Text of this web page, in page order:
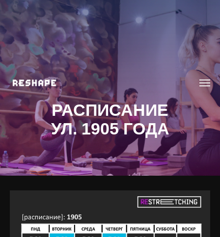
РАСПИСАНИЕ
УЛ. 1905 ГОДА